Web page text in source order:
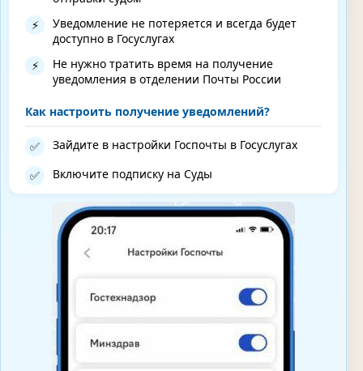
⚡
Уведомление не потеряется и всегда будет
доступно в Госуслугах
⚡
Не нужно тратить время на получение
уведомления в отделении Почты России
Как настроить получение уведомлений?
✅ Зайдите в настройки Госпочты в Госуслугах
✅ Включите подписку на Суды